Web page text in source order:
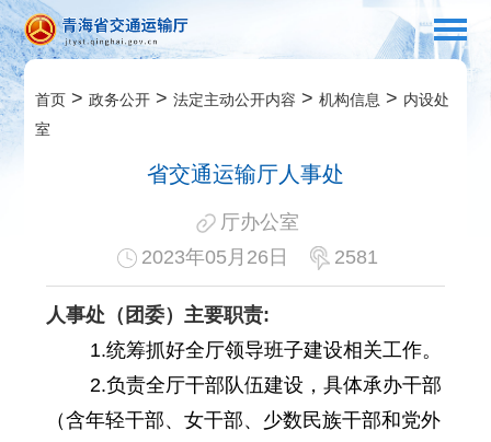
首页 >政务公开 >法定主动公开内容 >机构信息 > 内设处
室
省交通运输厅人事处
厅办公室
2023年05月26日
2581
人事处（团委）主要职责:
1.统筹抓好全厅领导班子建设相关工作。
2.负责全厅干部队伍建设，具体承办干部
（含年轻干部、女干部、少数民族干部和党外